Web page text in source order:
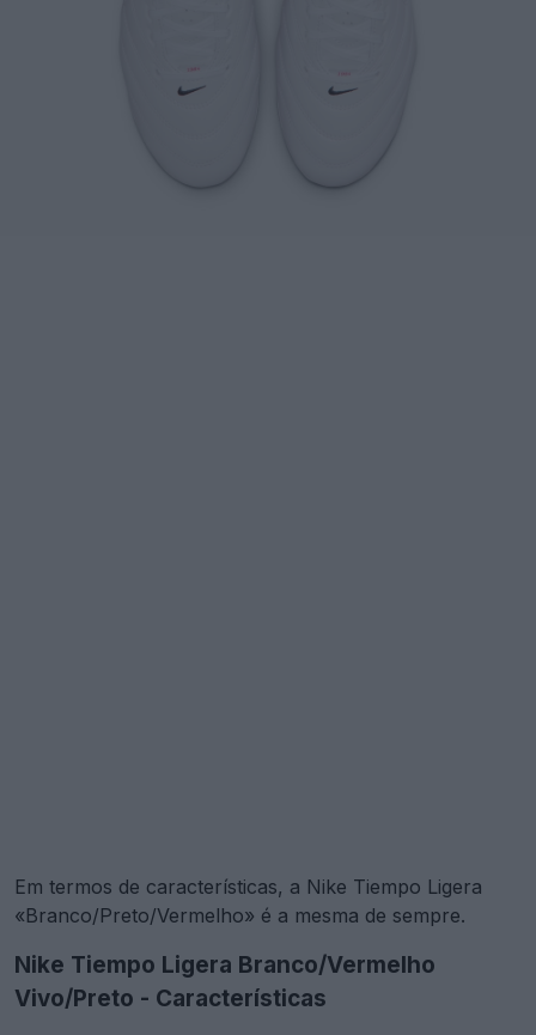
Em termos de características, a Nike Tiempo Ligera
«Branco/Preto/Vermelho» é a mesma de sempre.
Nike Tiempo Ligera Branco/Vermelho
Vivo/Preto - Características